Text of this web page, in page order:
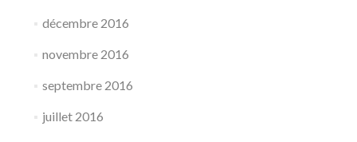
décembre 2016
novembre 2016
septembre 2016
juillet 2016